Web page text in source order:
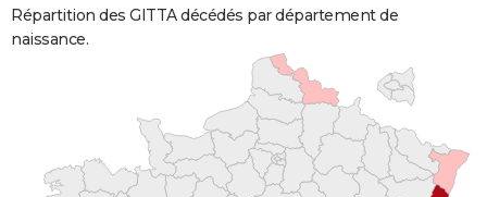
Répartition des GITTA décédés par département de
naissance.